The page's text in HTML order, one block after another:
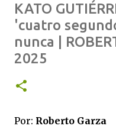
ALEXA DE
hacer cine sin
GARZA |
KATO
'cuatro
nunca |
2025
Por: Roberto Garza